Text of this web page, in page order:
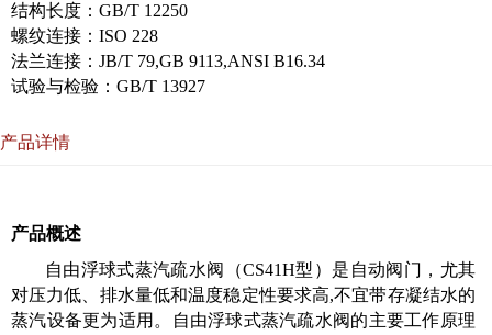
结构长度：GB/T 12250
螺纹连接：ISO 228
法兰连接：JB/T 79,GB 9113,ANSI B16.34
试验与检验：GB/T 13927
产品详情
产品概述
自由浮球式蒸汽疏水阀（CS41H型）是自动阀门，尤其
对压力低、排水量低和温度稳定性要求高,不宜带存凝结水的
蒸汽设备更为适用。自由浮球式蒸汽疏水阀的主要工作原理